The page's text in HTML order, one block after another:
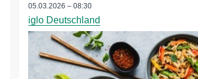
05.03.2026 – 08:30
iglo Deutschland